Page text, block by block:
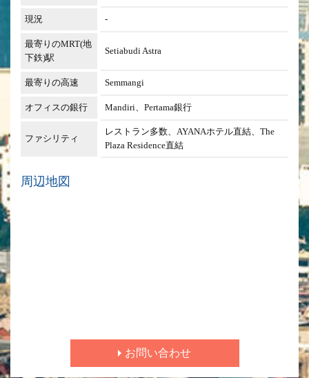
現況 -
最寄りのMRT(地
下鉄)駅
Setiabudi Astra
最寄りの高速 Semmangi
オフィスの銀行 Mandiri、Pertama銀行
ファシリティ
レストラン多数、AYANAホテル直結、The
Plaza Residence直結
周辺地図
お問い合わせ